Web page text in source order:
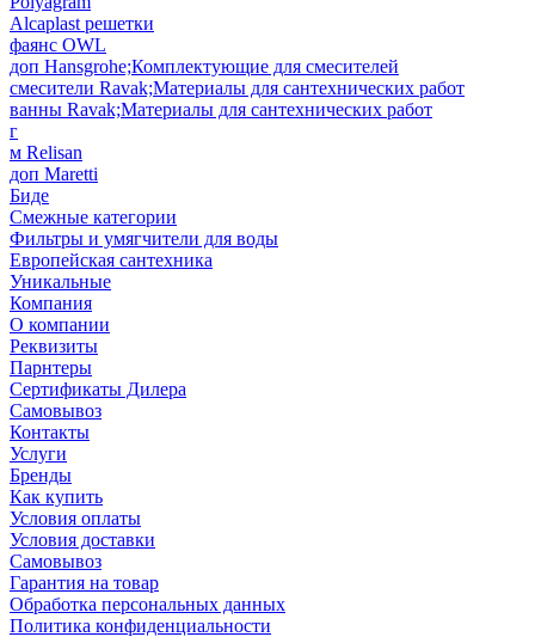
Alcaplast решетки
фаянс OWL
доп Hansgrohe;Комплектующие для смесителей
смесители Ravak;Материалы для сантехнических работ
ванны Ravak;Материалы для сантехнических работ
г
м Relisan
доп Maretti
Биде
Смежные категории
Фильтры и умягчители для воды
Европейская сантехника
Уникальные
Компания
О компании
Реквизиты
Парнтеры
Сертификаты Дилера
Самовывоз
Контакты
Услуги
Бренды
Как купить
Условия оплаты
Условия доставки
Самовывоз
Гарантия на товар
Обработка персональных данных
Политика конфиденциальности